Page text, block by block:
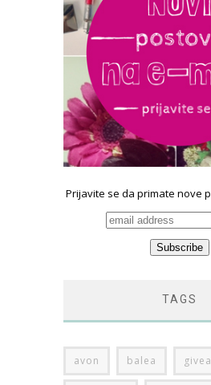
Prijavite se da primate nove
TAGS
avon balea